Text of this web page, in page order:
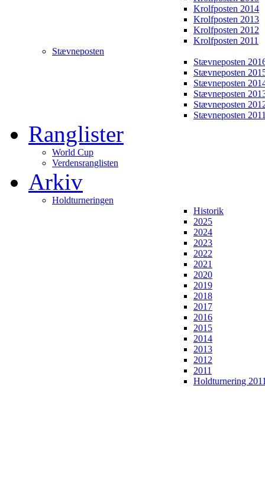
Krolfposten 2014
Krolfposten 2013
Krolfposten 2012
Krolfposten 2011
Stævneposten
Stævneposten
Stævneposten
Stævneposten
Stævneposten
Stævneposten
Stævneposten
Ranglister
World Cup
Verdensranglisten
Arkiv
Holdturneringen
Historik
2025
2024
2023
2022
2021
2020
2019
2018
2017
2016
2015
2014
2013
2012
2011
Holdturnering